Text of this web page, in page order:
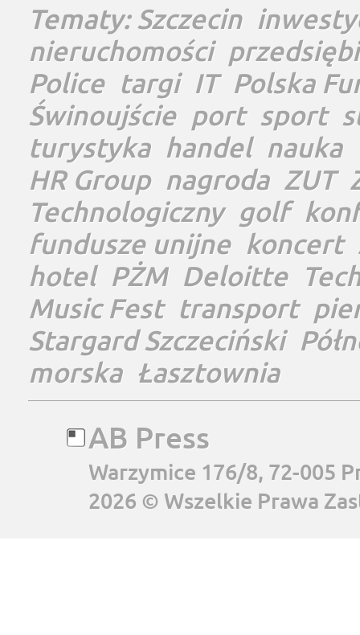
Tematy:Szczecin
nieruchomości
Police targi IT Polska
Świnoujście port sport
turystyka handel nauka
HR Group nagroda ZUT
Technologiczny golf
fundusze unijne koncert
hotel PŻM Deloitte
Music Fest transport
Stargard Szczeciński
morska Łasztownia
AB Press
Warzymice 176/8, 72-005
2026 © Wszelkie Prawa